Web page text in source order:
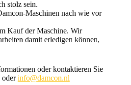
stolz sein.
Maschinen nach wie vor
Kauf der Maschine. Wir
damit erledigen können,
oder kontaktieren Sie
oderinfo@damcon.nl